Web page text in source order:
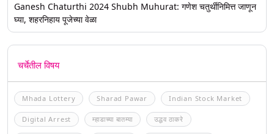
Ganesh Chaturthi 2024 Shubh Muhurat: गणेश चतुर्थीनिमित्त जाणून
घ्या, शहरनिहाय पूजेच्या वेळा
चर्चेतील विषय
Mhada Lottery Sharad Pawar Indian Stock Market
Digital Arrest म्हाडाच्या बातम्या उद्धव ठाकरे